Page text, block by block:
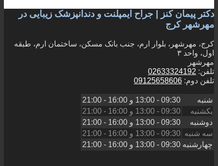
دکتر پیمان کنز | جراح ایمپلنت و دندانپزشک زیبایی در
مهرشهر کرج
کرج، مهرشهر، بلوار ارم، جنب بانک مسکن، ساختمان ارم، طبقه
اول، واحد ۳
مهرشهر
تلفن: 02633324192
تلفن دوم: 09125658606
شنبه 09:30 - 13:00 و 16:00 - 21:00
یکشنبه
09:30 - 13:00 و 16:00 - 21:00
دوشنبه
09:30 - 13:00 و 16:00 - 21:00
سه شنبه 09:30 - 13:00 و 16:00 - 21:00
چهارشنبه 09:30 - 13:00 و 16:00 - 21:00